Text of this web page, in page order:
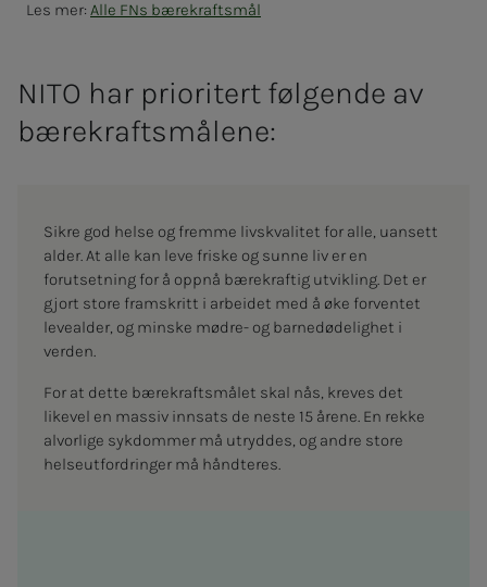
Les mer: Alle FNs bærekraftsmål
NITO har prioritert følgende av
bærekraftsmålene:
Sikre god helse og fremme livskvalitet for alle, uansett
alder. At alle kan leve friske og sunne liv er en
forutsetning for å oppnå bærekraftig utvikling. Det er
gjort store framskritt i arbeidet med å øke forventet
levealder, og minske mødre- og barnedødelighet i
verden.
For at dette bærekraftsmålet skal nås, kreves det
likevel en massiv innsats de neste 15 årene. En rekke
alvorlige sykdommer må utryddes, og andre store
helseutfordringer må håndteres.